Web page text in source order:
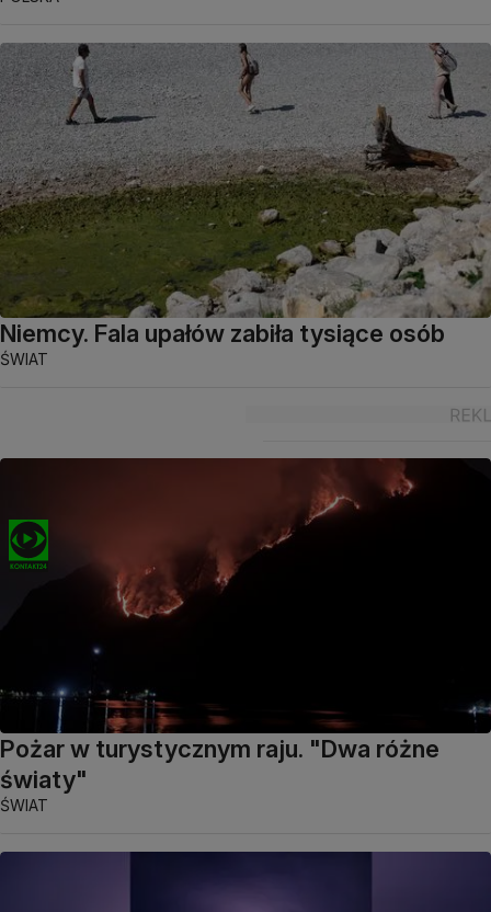
Niemcy. Fala upałów zabiła tysiące osób
ŚWIAT
Pożar w turystycznym raju. "Dwa różne
światy"
ŚWIAT